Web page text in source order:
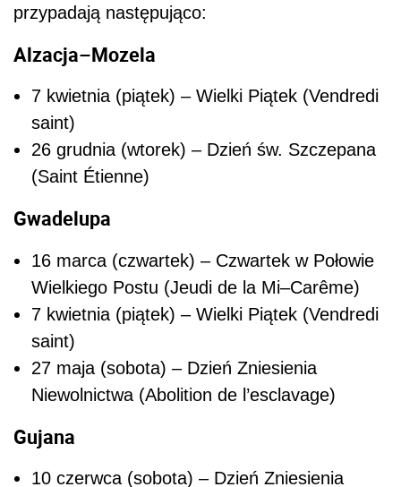
przypadają następująco:
Alzacja–Mozela
7 kwietnia (piątek) – Wielki Piątek (Vendredi
saint)
26 grudnia (wtorek) – Dzień św. Szczepana
(Saint Étienne)
Gwadelupa
16 marca (czwartek) – Czwartek w Połowie
Wielkiego Postu (Jeudi de la Mi–Carême)
7 kwietnia (piątek) – Wielki Piątek (Vendredi
saint)
27 maja (sobota) – Dzień Zniesienia
Niewolnictwa (Abolition de l’esclavage)
Gujana
10 czerwca (sobota) – Dzień Zniesienia